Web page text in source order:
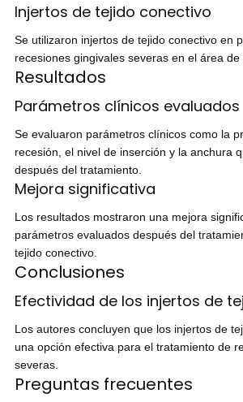
Injertos de tejido conectivo
Se utilizaron injertos de tejido conectivo en
recesiones gingivales severas en el área de
Resultados
Parámetros clínicos evaluados
Se evaluaron parámetros clínicos como la
recesión, el nivel de inserción y la anchura
después del tratamiento.
Mejora significativa
Los resultados mostraron una mejora
parámetros evaluados después del
tejido conectivo.
Conclusiones
Efectividad de los injertos de
Los autores concluyen que los injertos de
una opción efectiva para el tratamiento de
severas.
Preguntas frecuentes